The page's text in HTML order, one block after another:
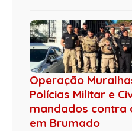
Operação
Polícias Militar e
mandados contra
em Brumado